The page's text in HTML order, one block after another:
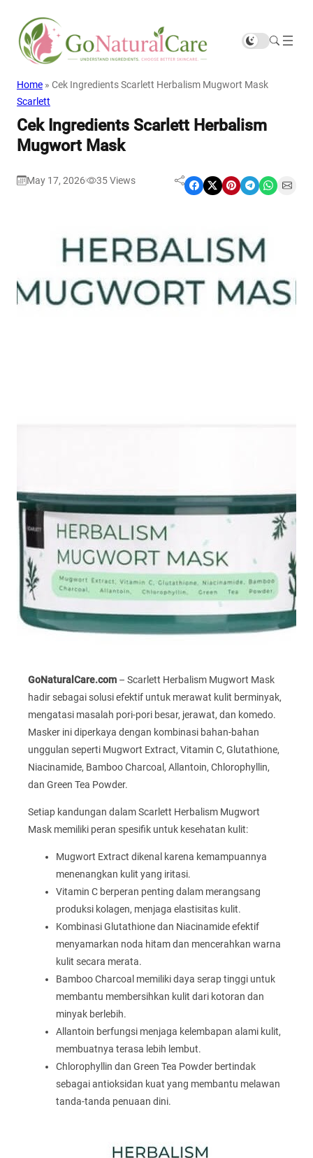
Home » Cek Ingredients Scarlett Herbalism Mugwort Mask
Scarlett
Cek Ingredients Scarlett Herbalism
Mugwort Mask
May 17, 2026 35Views Share on Facebook Share on X Share on Pinterest Share on Telegram Share on WhatsApp Share on Email
GoNaturalCare.com – Scarlett Herbalism Mugwort Mask
hadir sebagai solusi efektif untuk merawat kulit berminyak,
mengatasi masalah pori-pori besar, jerawat, dan komedo.
Masker ini diperkaya dengan kombinasi bahan-bahan
unggulan seperti Mugwort Extract, Vitamin C, Glutathione,
Niacinamide, Bamboo Charcoal, Allantoin, Chlorophyllin,
dan Green Tea Powder.
Setiap kandungan dalam Scarlett Herbalism Mugwort
Mask memiliki peran spesifik untuk kesehatan kulit:
Mugwort Extract dikenal karena kemampuannya
menenangkan kulit yang iritasi.
Vitamin C berperan penting dalam merangsang
produksi kolagen, menjaga elastisitas kulit.
Kombinasi Glutathione dan Niacinamide efektif
menyamarkan noda hitam dan mencerahkan warna
kulit secara merata.
Bamboo Charcoal memiliki daya serap tinggi untuk
membantu membersihkan kulit dari kotoran dan
minyak berlebih.
Allantoin berfungsi menjaga kelembapan alami kulit,
membuatnya terasa lebih lembut.
Chlorophyllin dan Green Tea Powder bertindak
sebagai antioksidan kuat yang membantu melawan
tanda-tanda penuaan dini.